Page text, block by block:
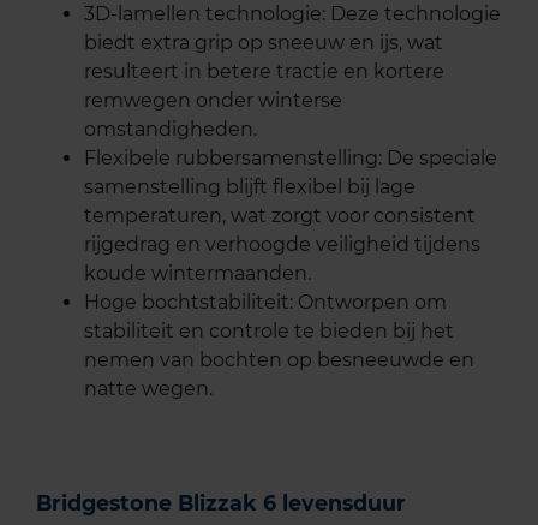
3D-lamellen technologie: Deze technologie
biedt extra grip op sneeuw en ijs, wat
resulteert in betere tractie en kortere
remwegen onder winterse
omstandigheden.
Flexibele rubbersamenstelling: De speciale
samenstelling blijft flexibel bij lage
temperaturen, wat zorgt voor consistent
rijgedrag en verhoogde veiligheid tijdens
koude wintermaanden.
Hoge bochtstabiliteit: Ontworpen om
stabiliteit en controle te bieden bij het
nemen van bochten op besneeuwde en
natte wegen.
Bridgestone Blizzak 6 levensduur